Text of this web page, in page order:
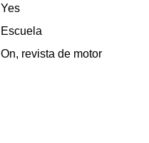
Yes
Escuela
On, revista de motor